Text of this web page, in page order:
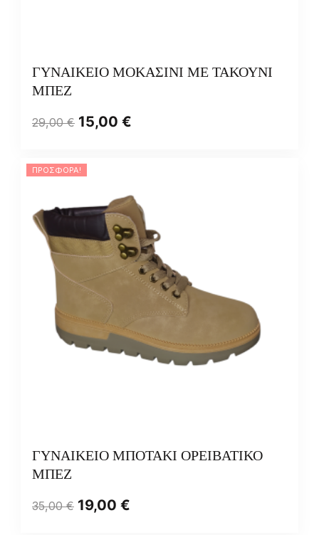
ΓΥΝΑΙΚΕΙΟ ΜΟΚΑΣΙΝΙ ΜΕ ΤΑΚΟΥΝΙ
ΜΠΕΖ
29,00€ 15,00 €
ΠΡΟΣΦΟΡΆ!
ΓΥΝΑΙΚΕΙΟ ΜΠΟΤΑΚΙ ΟΡΕΙΒΑΤΙΚΟ
ΜΠΕΖ
35,00€ 19,00 €